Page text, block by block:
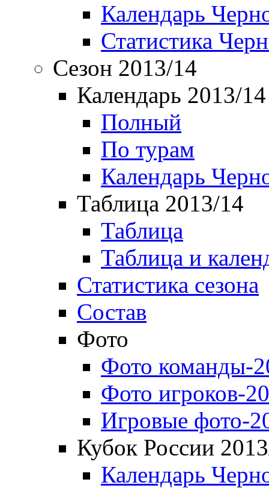
Календарь
Статистика
Сезон 2013/14
Календарь 2013/14
Полный
По турам
Календарь
Таблица 2013/14
Таблица
Таблица и
Статистика сезона
Состав
Фото
Фото команды-
Фото игроков-
Игровые фото-
Кубок России
Календарь